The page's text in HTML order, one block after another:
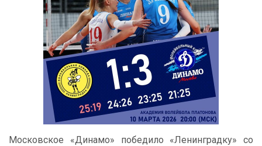
Московское «Динамо» победило «Ленинградку» со